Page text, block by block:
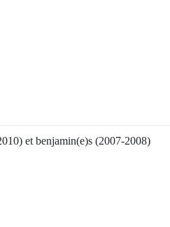
et benjamin(e)s (2007-2008)